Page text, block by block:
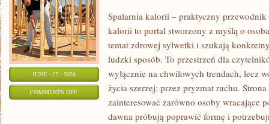
JUNE - 17 - 2026
COMMENTS OFFON
Spalarnia kalorii – praktyczny
kalorii to portal stworzony z myślą o
temat zdrowej sylwetki i szukają
ludzki sposób. To przestrzeń dla
wyłącznie na chwilowych trendach, lecz
życia szerzej: przez pryzmat ruchu.
zainteresować zarówno osoby wracające
dawna próbują poprawić formę i